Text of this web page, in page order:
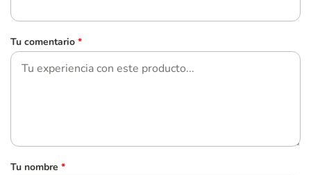
Tu comentario *
Tu nombre *